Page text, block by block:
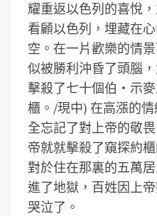
耀重返以色列的喜悅
看顧以色列，埋藏在
空。在一片歡樂的情
似被勝利沖昏了頭腦
擊殺了七十個伯‧示
櫃。/現中) 在高漲的
全忘記了對上帝的敬
帝就就擊殺了窺探約
對於住在那裏的五萬
進了地獄，百姓因上
哭泣了。